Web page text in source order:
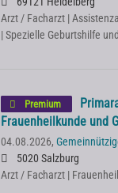
Arzt / Facharzt |
| Spezielle Geburtshilfe
Premium
Frauenheilkunde und
04.08.2026,
5020 Salzburg
Arzt / Facharzt |